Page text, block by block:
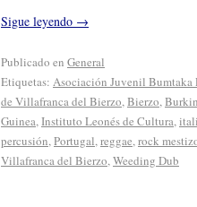
Sigue leyendo →
Publicado en General
Etiquetas: Asociación Juvenil Bumtaka
de Villafranca del Bierzo,Bierzo,
Guinea,Instituto Leonés de Cultura,
percusión,Portugal,reggae,rock
Villafranca del Bierzo,Weeding Dub